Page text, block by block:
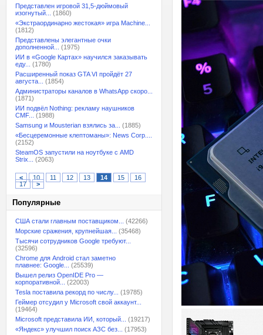
Представлен игровой 31,5-дюймовый
изогнутый...
(1860)
«Экстраординарно жестокая» игра Machine...
(1812)
Представлены элегантные очки
дополненной...
(1975)
ИИ в «Google Картах» научился заказывать
еду...
(1780)
Расширенный показ GTA VI пройдёт 27
августа...
(1854)
Администраторы каналов в WhatsApp скоро...
(1871)
ИИ подвёл Nothing: рекламу наушников
CMF...
(1988)
Samsung и Mousterian взялись за...
(1885)
«Бесцеремонные клептоманы»: News Corp....
(2152)
SteamOS запустили на ноутбуке с AMD
Strix...
(2063)
< 10 11 12 13 14 15
16
17
>
Популярные
США стали главным поставщиком...
(42266)
Морские сражения, крупнейшая...
(35468)
Тысячи сотрудников Google требуют...
(32596)
Chrome для Android стал заметно
плавнее: Google...
(25539)
Вышел релиз OpenIDE Pro —
корпоративной...
(22003)
Tesla поставила рекорд по числу...
(19785)
Геймер отсудил у Microsoft свой аккаунт...
(19464)
Microsoft представила ИИ, который...
(19217)
«Яндекс» улучшил поиск АЗС без...
(17953)